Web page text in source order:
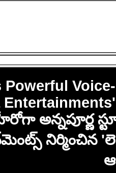
Powerful
అన్నపూర్ణ
నిర్మించిన